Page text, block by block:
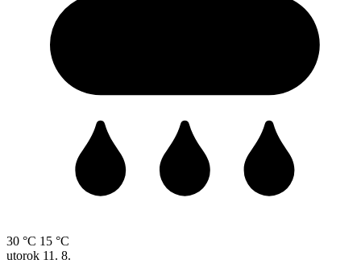
30 °C 15 °C
utorok 11. 8.